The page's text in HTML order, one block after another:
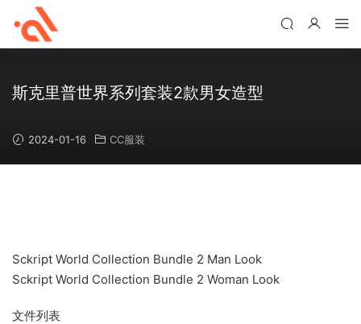
斯克里普世界系列套装2款男女造型
2024-01-16 CC服装
Sckript World Collection Bundle 2 Man Look
Sckript World Collection Bundle 2 Woman Look
文件列表